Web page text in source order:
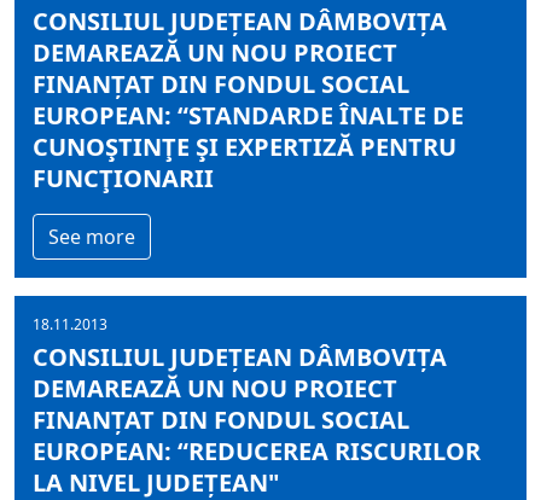
CONSILIUL JUDEȚEAN DÂMBOVIȚA
DEMAREAZĂ UN NOU PROIECT
FINANȚAT DIN FONDUL SOCIAL
EUROPEAN: “STANDARDE ÎNALTE DE
CUNOŞTINŢE ŞI EXPERTIZĂ PENTRU
FUNCŢIONARII
See more
18.11.2013
CONSILIUL JUDEȚEAN DÂMBOVIȚA
DEMAREAZĂ UN NOU PROIECT
FINANȚAT DIN FONDUL SOCIAL
EUROPEAN: “REDUCEREA RISCURILOR
LA NIVEL JUDEȚEAN"